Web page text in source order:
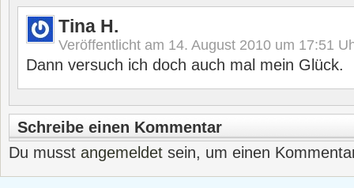
Tina H.
Veröffentlicht am 14. August 2010 um 17:51
Dann versuch ich doch auch mal mein Glück.
Schreibe einen Kommentar
Du musst angemeldet sein, um einen